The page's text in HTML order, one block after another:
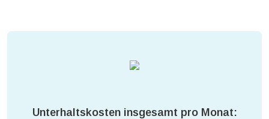
Unterhaltskosten insgesamt pro Monat: